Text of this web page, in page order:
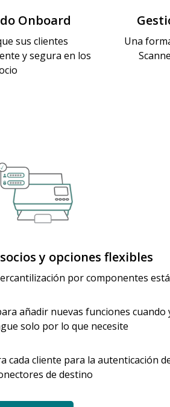
Onboard
sus clientes
y segura en los
Una
y opciones flexibles
por componentes
añadir nuevas funciones cuando
solo por lo que necesite
cada cliente para la autenticación
de destino